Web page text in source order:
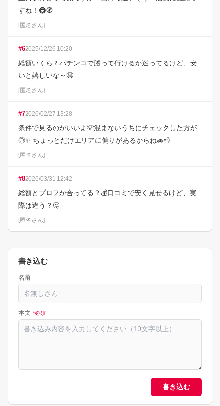
すね！🚇🧭
[匿名さん]
#62025/12/26 10:20
総額いくら？パチンコで勝って行けるか迷ってるけど、安
いと嬉しいな～🤤
[匿名さん]
#72026/02/27 13:28
条件で見るのがいいよ💡混まないうちにチェックした方が
◎✨ ちょっとだけエリアに偏りがあるからね🚗💨
[匿名さん]
#82026/03/31 12:42
総額とプロフが合ってる？💰口コミで安く見せるけど、実
際は違う？🤔
[匿名さん]
書き込む
名前
本文 *必須
書き込む